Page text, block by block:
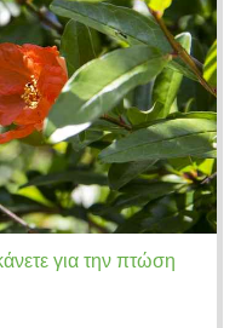
για την πτώση